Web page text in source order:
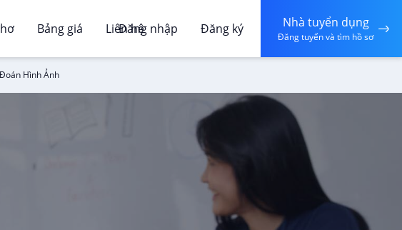
Bảng giá Liên hệ
Đăng nhập Đăng ký Nhà tuyển dụng
Đăng tuyển và tìm hồ sơ
Hình Ảnh